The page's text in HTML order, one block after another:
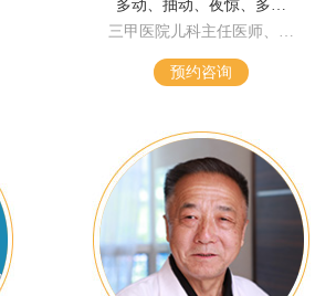
多动、抽动、夜惊、多…
三甲医院儿科主任医师、…
预约咨询